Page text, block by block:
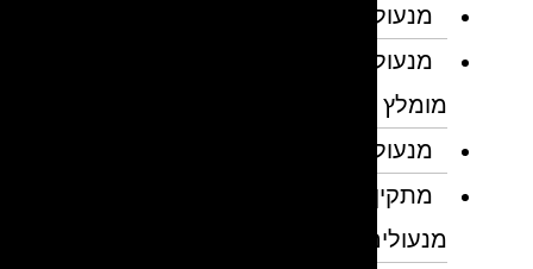
מנעולן
מנעולן
מומלץ
מנעולנים
מתקין
מנעולים